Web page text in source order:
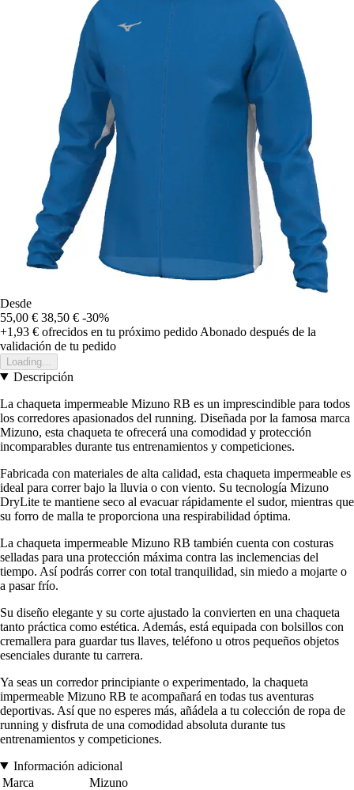
Desde
55,00 € 38,50 € -30%
+1,93 € ofrecidos en tu próximo pedido Abonado después de la
validación de tu pedido
Loading...
Descripción
La chaqueta impermeable Mizuno RB es un imprescindible para todos
los corredores apasionados del running. Diseñada por la famosa marca
Mizuno, esta chaqueta te ofrecerá una comodidad y protección
incomparables durante tus entrenamientos y competiciones.
Fabricada con materiales de alta calidad, esta chaqueta impermeable es
ideal para correr bajo la lluvia o con viento. Su tecnología Mizuno
DryLite te mantiene seco al evacuar rápidamente el sudor, mientras que
su forro de malla te proporciona una respirabilidad óptima.
La chaqueta impermeable Mizuno RB también cuenta con costuras
selladas para una protección máxima contra las inclemencias del
tiempo. Así podrás correr con total tranquilidad, sin miedo a mojarte o
a pasar frío.
Su diseño elegante y su corte ajustado la convierten en una chaqueta
tanto práctica como estética. Además, está equipada con bolsillos con
cremallera para guardar tus llaves, teléfono u otros pequeños objetos
esenciales durante tu carrera.
Ya seas un corredor principiante o experimentado, la chaqueta
impermeable Mizuno RB te acompañará en todas tus aventuras
deportivas. Así que no esperes más, añádela a tu colección de ropa de
running y disfruta de una comodidad absoluta durante tus
entrenamientos y competiciones.
Información adicional
Marca
Mizuno